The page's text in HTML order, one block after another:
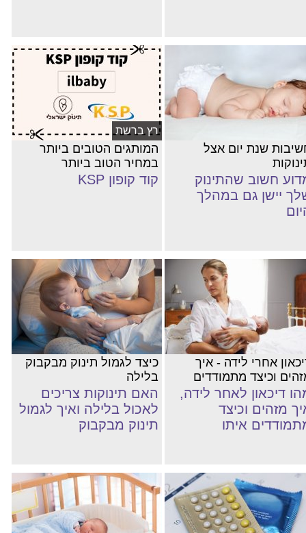
שנת יום אצל
חשוב שהתינוק
יישן גם במהלך
רץ ברשת
המותגים הטובים ביותר
במחיר הטוב ביותר
קוד קופון KSP
אחרי לידה - איך
וכיצד מתמודדים
דיכאון לאחר לידה,
מזהים וכיצד
איתו
כיצד לגמול תינוק מבקבוק
בלילה
האם תינוקות צריכים
לאכול בלילה ואיך לגמול
תינוק מבקבוק